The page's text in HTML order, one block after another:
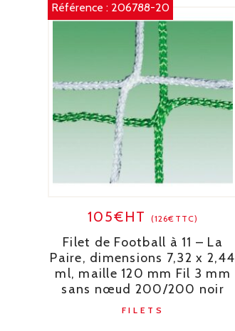
Référence : 206788-20
105€HT (126€TTC)
Filet de Football à 11 – La
Paire, dimensions 7,32 x 2,44
ml, maille 120 mm Fil 3 mm
sans nœud 200/200 noir
FILETS